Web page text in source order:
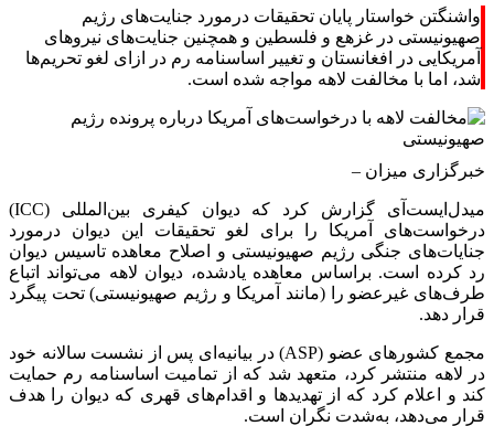
واشنگتن خواستار پایان تحقیقات درمورد جنایت‌های رژیم
صهیونیستی در غزهع و فلسطین و همچنین جنایت‌های نیرو‌های
آمریکایی در افغانستان و تغییر اساسنامه رم در ازای لغو تحریم‌ها
شد، اما با مخالفت لاهه مواجه شده است.
خبرگزاری میزان –
میدل‌ایست‌آی گزارش کرد که دیوان کیفری بین‌المللی (ICC)
درخواست‌های آمریکا را برای لغو تحقیقات این دیوان درمورد
جنایات‌های جنگی رژیم صهیونیستی و اصلاح معاهده تاسیس دیوان
رد کرده است. براساس معاهده یادشده، دیوان لاهه می‌تواند اتباع
طرف‌های غیرعضو را (مانند آمریکا و رژیم صهیونیستی) تحت پیگرد
قرار دهد.
مجمع کشور‌های عضو (ASP) در بیانیه‌ای پس از نشست سالانه خود
در لاهه منتشر کرد، متعهد شد که از تمامیت اساسنامه رم حمایت
کند و اعلام کرد که از تهدید‌ها و اقدام‌های قهری که دیوان را هدف
قرار می‌دهد، به‌شدت نگران است.